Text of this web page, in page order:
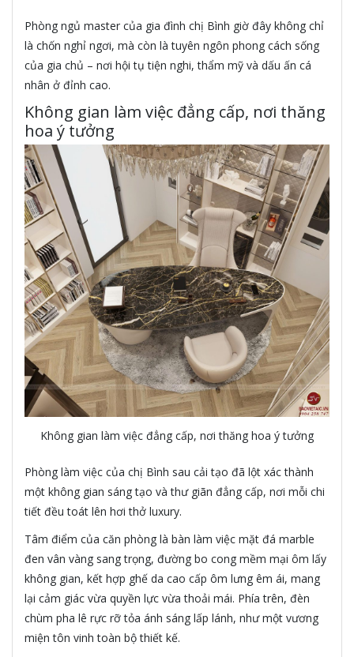
Phòng ngủ master của gia đình chị Bình giờ đây không chỉ
là chốn nghỉ ngơi, mà còn là tuyên ngôn phong cách sống
của gia chủ – nơi hội tụ tiện nghi, thẩm mỹ và dấu ấn cá
nhân ở đỉnh cao.
Không gian làm việc đẳng cấp, nơi thăng
hoa ý tưởng
Không gian làm việc đẳng cấp, nơi thăng hoa ý tưởng
Phòng làm việc của chị Bình sau cải tạo đã lột xác thành
một không gian sáng tạo và thư giãn đẳng cấp, nơi mỗi chi
tiết đều toát lên hơi thở luxury.
Tâm điểm của căn phòng là bàn làm việc mặt đá marble
đen vân vàng sang trọng, đường bo cong mềm mại ôm lấy
không gian, kết hợp ghế da cao cấp ôm lưng êm ái, mang
lại cảm giác vừa quyền lực vừa thoải mái. Phía trên, đèn
chùm pha lê rực rỡ tỏa ánh sáng lấp lánh, như một vương
miện tôn vinh toàn bộ thiết kế.